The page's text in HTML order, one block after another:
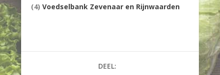
(4) Voedselbank Zevenaar en Rijnwaarden
DEEL: